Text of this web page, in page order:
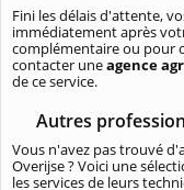
Fini les délais d'attente,
immédiatement après
complémentaire ou pour
contacter uneagence
de ce service.
Autres
Vous n'avez pas trouvé
Overijse ? Voici une
les services de leurs